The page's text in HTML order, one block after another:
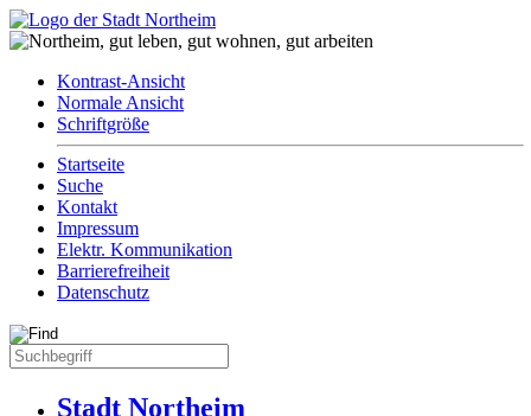
Kontrast-Ansicht
Normale Ansicht
Schriftgröße
Startseite
Suche
Kontakt
Impressum
Elektr. Kommunikation
Barrierefreiheit
Datenschutz
Stadt Northeim